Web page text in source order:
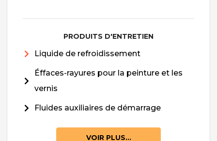
PRODUITS D'ENTRETIEN
Liquide de refroidissement
Éffaces-rayures pour la peinture et les
vernis
Fluides auxiliaires de démarrage
VOIR PLUS...